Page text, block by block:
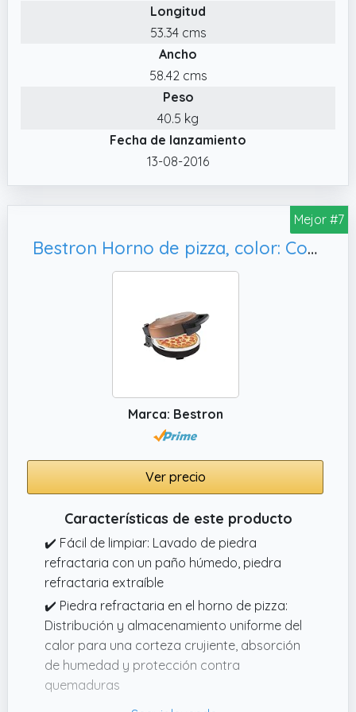
Longitud
53.34 cms
Ancho
58.42 cms
Peso
40.5 kg
Fecha de lanzamiento
13-08-2016
Mejor #7
Bestron Horno de pizza, color: Cobre
Marca: Bestron
Ver precio
Características de este producto
✔️ Fácil de limpiar: Lavado de piedra
refractaria con un paño húmedo, piedra
refractaria extraíble
✔️ Piedra refractaria en el horno de pizza:
Distribución y almacenamiento uniforme del
calor para una corteza crujiente, absorción
de humedad y protección contra
quemaduras
✔️ Incluye: 2 palas de pizza de madera para